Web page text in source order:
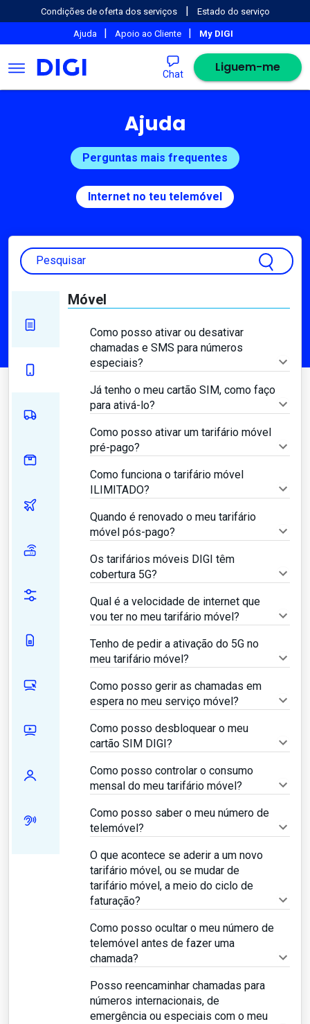
Condições de oferta dos serviços | Estado do serviço
Ajuda | Apoio ao Cliente | My DIGI
Chat Liguem-me
Ajuda
Perguntas mais frequentes
Internet no teu telemóvel
Pesquisar
Móvel
Como posso ativar ou desativar
chamadas e SMS para números
especiais?
Já tenho o meu cartão SIM, como faço
para ativá-lo?
Como posso ativar um tarifário móvel
pré-pago?
Como funciona o tarifário móvel
ILIMITADO?
Quando é renovado o meu tarifário
móvel pós-pago?
Os tarifários móveis DIGI têm
cobertura 5G?
Qual é a velocidade de internet que
vou ter no meu tarifário móvel?
Tenho de pedir a ativação do 5G no
meu tarifário móvel?
Como posso gerir as chamadas em
espera no meu serviço móvel?
Como posso desbloquear o meu
cartão SIM DIGI?
Como posso controlar o consumo
mensal do meu tarifário móvel?
Como posso saber o meu número de
telemóvel?
O que acontece se aderir a um novo
tarifário móvel, ou se mudar de
tarifário móvel, a meio do ciclo de
faturação?
Como posso ocultar o meu número de
telemóvel antes de fazer uma
chamada?
Posso reencaminhar chamadas para
números internacionais, de
emergência ou especiais com o meu